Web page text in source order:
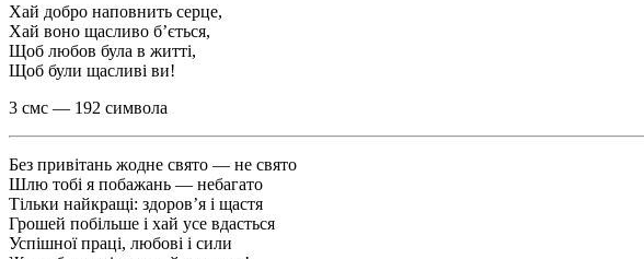
Хай добро наповнить серце,
Хай воно щасливо б’ється,
Щоб любов була в житті,
Щоб були щасливі ви!
3 смс — 192 символа
Без привітань жодне свято — не свято
Шлю тобі я побажань — небагато
Тільки найкращі: здоров’я і щастя
Грошей побільше і хай усе вдасться
Успішної праці, любові і сили